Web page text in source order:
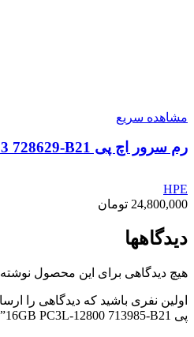
مشاهده سریع
رم سرور اچ پی 32GB DDR4-2133 728629-B21
HPE
24,800,000 تومان
دیدگاهها
هیچ دیدگاهی برای این محصول
اولین نفری باشید که دیدگاهی را
پی 16GB PC3L-12800 713985-B21”